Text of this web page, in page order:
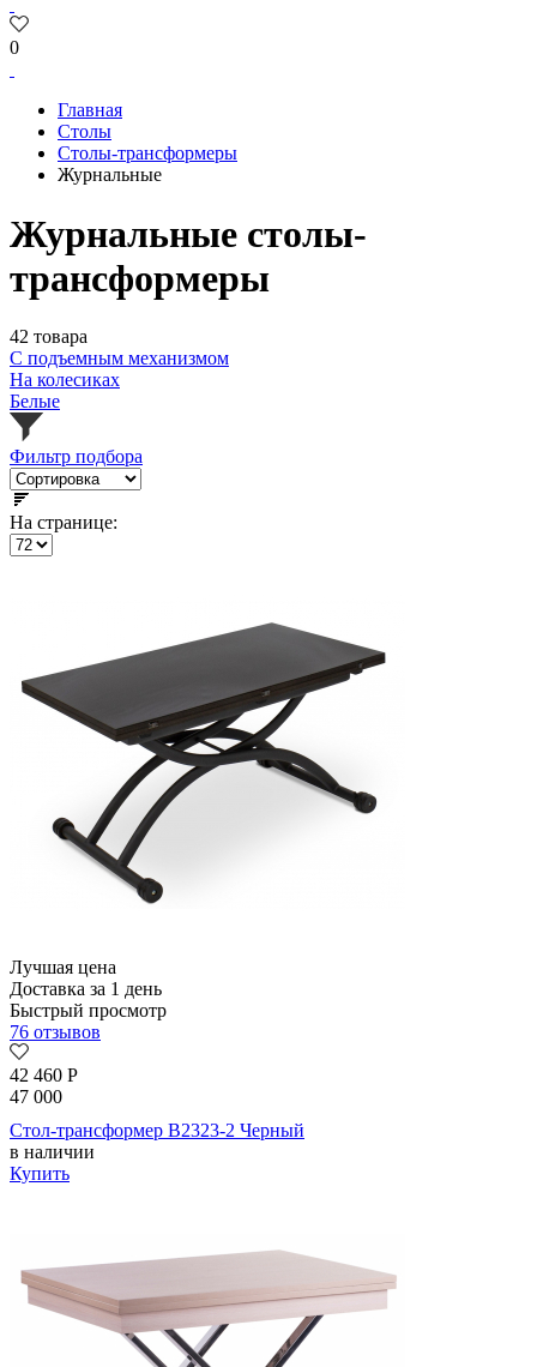
0
Главная
Столы
Столы-трансформеры
Журнальные
Журнальные столы-
трансформеры
42 товара
С подъемным механизмом
На колесиках
Белые
Фильтр подбора
На странице:
Лучшая цена
Доставка за 1 день
Быстрый просмотр
76 отзывов
42 460 Р
47 000
Стол-трансформер B2323-2 Черный
в наличии
Купить